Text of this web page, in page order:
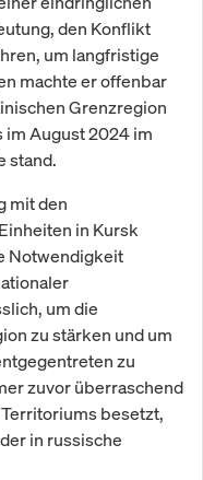
den Konflikt
um langfristige
machte er offenbar
Grenzregion
im August 2024 im
stand.
mit den
in Kursk
Notwendigkeit
um die
zu stärken und um
zu
zuvor überraschend
besetzt,
in russische